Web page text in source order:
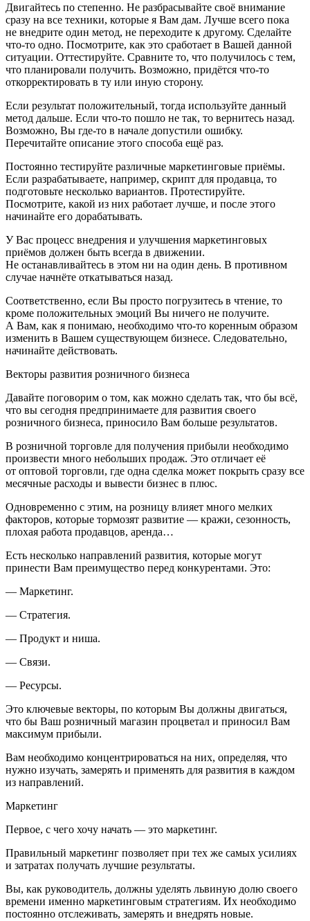
Двигайтесь по степенно. Не разбрасывайте своё внимание
сразу на все техники, которые я Вам дам. Лучше всего пока
не внедрите один метод, не переходите к другому. Сделайте
что-то одно. Посмотрите, как это сработает в Вашей данной
ситуации. Оттестируйте. Сравните то, что получилось с тем,
что планировали получить. Возможно, придётся что-то
откорректировать в ту или иную сторону.
Если результат положительный, тогда используйте данный
метод дальше. Если что-то пошло не так, то вернитесь назад.
Возможно, Вы где-то в начале допустили ошибку.
Перечитайте описание этого способа ещё раз.
Постоянно тестируйте различные маркетинговые приёмы.
Если разрабатываете, например, скрипт для продавца, то
подготовьте несколько вариантов. Протестируйте.
Посмотрите, какой из них работает лучше, и после этого
начинайте его дорабатывать.
У Вас процесс внедрения и улучшения маркетинговых
приёмов должен быть всегда в движении.
Не останавливайтесь в этом ни на один день. В противном
случае начнёте откатываться назад.
Соответственно, если Вы просто погрузитесь в чтение, то
кроме положительных эмоций Вы ничего не получите.
А Вам, как я понимаю, необходимо что-то коренным образом
изменить в Вашем существующем бизнесе. Следовательно,
начинайте действовать.
Векторы развития розничного бизнеса
Давайте поговорим о том, как можно сделать так, что бы всё,
что вы сегодня предпринимаете для развития своего
розничного бизнеса, приносило Вам больше результатов.
В розничной торговле для получения прибыли необходимо
произвести много небольших продаж. Это отличает её
от оптовой торговли, где одна сделка может покрыть сразу все
месячные расходы и вывести бизнес в плюс.
Одновременно с этим, на розницу влияет много мелких
факторов, которые тормозят развитие — кражи, сезонность,
плохая работа продавцов, аренда…
Есть несколько направлений развития, которые могут
принести Вам преимущество перед конкурентами. Это:
— Маркетинг.
— Стратегия.
— Продукт и ниша.
— Связи.
— Ресурсы.
Это ключевые векторы, по которым Вы должны двигаться,
что бы Ваш розничный магазин процветал и приносил Вам
максимум прибыли.
Вам необходимо концентрироваться на них, определяя, что
нужно изучать, замерять и применять для развития в каждом
из направлений.
Маркетинг
Первое, с чего хочу начать — это маркетинг.
Правильный маркетинг позволяет при тех же самых усилиях
и затратах получать лучшие результаты.
Вы, как руководитель, должны уделять львиную долю своего
времени именно маркетинговым стратегиям. Их необходимо
постоянно отслеживать, замерять и внедрять новые.